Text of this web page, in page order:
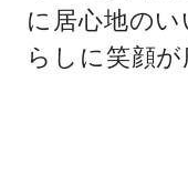
に居心地の
らしに笑顔が